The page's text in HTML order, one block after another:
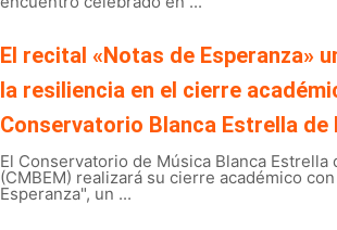
El recital «Notas de Esperanza»
la resiliencia en el cierre
Conservatorio Blanca Estrella de
El Conservatorio de Música Blanca Estrella
(CMBEM) realizará su cierre académico
Esperanza", un ...